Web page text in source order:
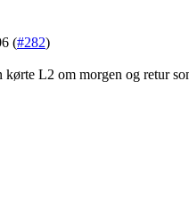
(#282)
L2 om morgen og retur